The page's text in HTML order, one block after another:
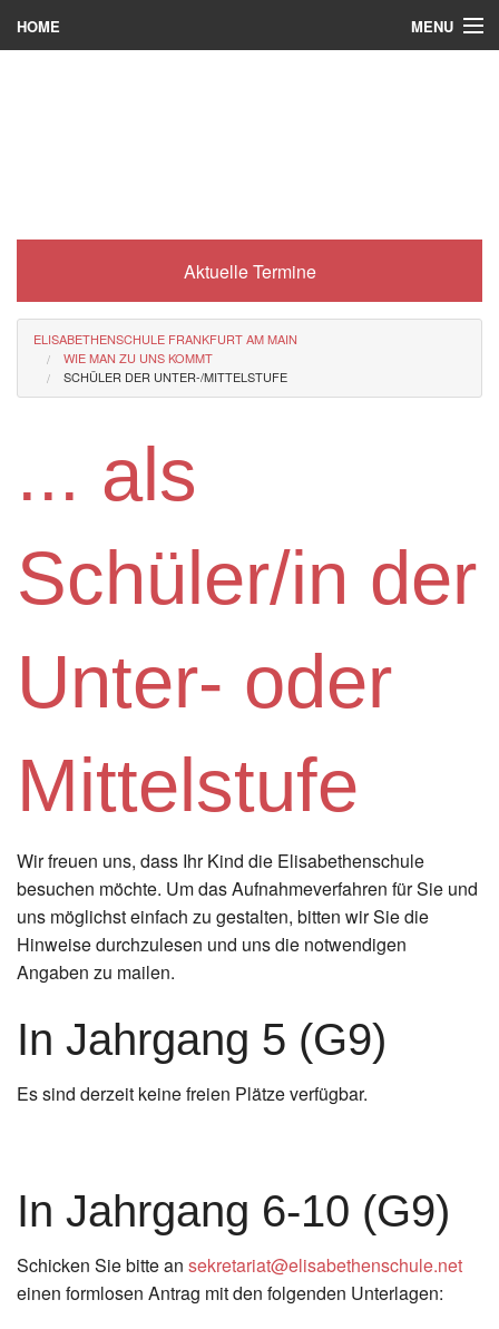
HOME MENU
Eli-Portal
MINT-Angebot
Los
Aktuelle Termine
ELISABETHENSCHULE FRANKFURT AM MAIN
WIE MAN ZU UNS KOMMT
SCHÜLER DER UNTER-/MITTELSTUFE
... als
Schüler/in der
Unter- oder
Mittelstufe
Wir freuen uns, dass Ihr Kind die Elisabethenschule
besuchen möchte. Um das Aufnahmeverfahren für Sie und
uns möglichst einfach zu gestalten, bitten wir Sie die
Hinweise durchzulesen und uns die notwendigen
Angaben zu mailen.
In Jahrgang 5 (G9)
Es sind derzeit keine freien Plätze verfügbar.
In Jahrgang 6-10 (G9)
Schicken Sie bitte an sekretariat@elisabethenschule.net
einen formlosen Antrag mit den folgenden Unterlagen: